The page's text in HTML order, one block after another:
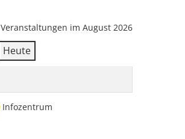
Veranstaltungen im August 2026
Heute
Infozentrum